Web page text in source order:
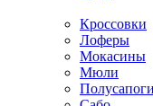
Кроссовки
Лоферы
Мокасины
Мюли
Полусапоги